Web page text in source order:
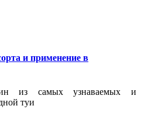
и применение в
из самых узнаваемых и
туи